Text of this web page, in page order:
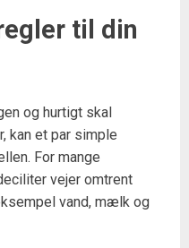
til din
og hurtigt skal
kan et par simple
For mange
vejer omtrent
vand, mælk og